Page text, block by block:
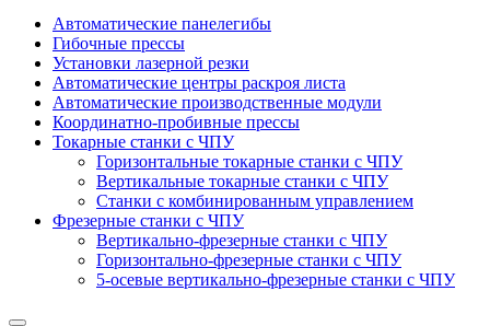
Автоматические панелегибы
Гибочные прессы
Установки лазерной резки
Автоматические центры раскроя листа
Автоматические производственные модули
Координатно-пробивные прессы
Токарные станки с ЧПУ
Горизонтальные токарные станки с ЧПУ
Вертикальные токарные станки с ЧПУ
Станки с комбинированным управлением
Фрезерные станки с ЧПУ
Вертикально-фрезерные станки с ЧПУ
Горизонтально-фрезерные станки с ЧПУ
5-осевые вертикально-фрезерные станки с ЧПУ